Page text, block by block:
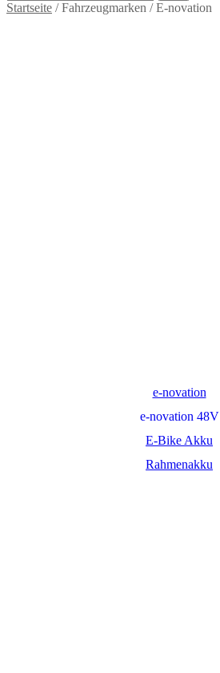
Startseite / Fahrzeugmarken / E-novation
e-novation
e-novation 48V
E-Bike Akku
Rahmenakku